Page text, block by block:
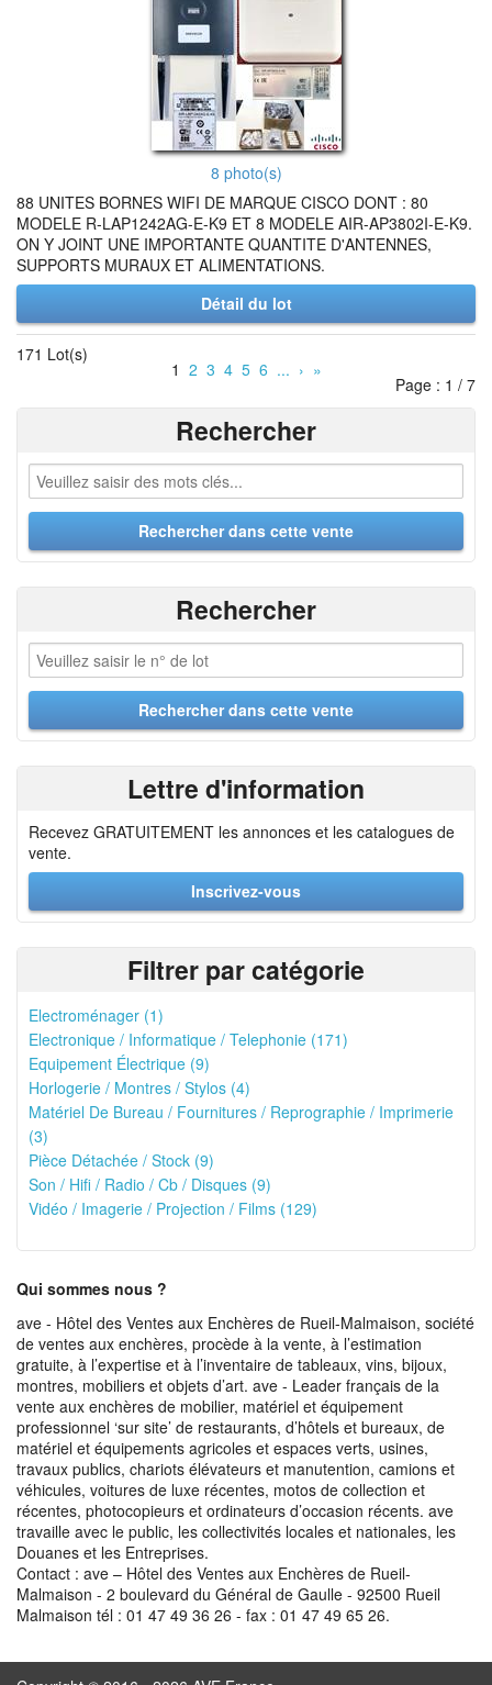
8 photo(s)
88 UNITES BORNES WIFI DE MARQUE CISCO DONT : 80
MODELE R-LAP1242AG-E-K9 ET 8 MODELE AIR-AP3802I-E-K9.
ON Y JOINT UNE IMPORTANTE QUANTITE D'ANTENNES,
SUPPORTS MURAUX ET ALIMENTATIONS.
Détail du lot
171 Lot(s)
1 2 3 4 5 6 ... › »
Page : 1 / 7
Rechercher
Rechercher
Lettre d'information
Recevez GRATUITEMENT les annonces et les catalogues de
vente.
Inscrivez-vous
Filtrer par catégorie
Electroménager (1)
Electronique / Informatique / Telephonie (171)
Equipement Électrique (9)
Horlogerie / Montres / Stylos (4)
Matériel De Bureau / Fournitures / Reprographie / Imprimerie
(3)
Pièce Détachée / Stock (9)
Son / Hifi / Radio / Cb / Disques (9)
Vidéo / Imagerie / Projection / Films (129)
Qui sommes nous ?
ave - Hôtel des Ventes aux Enchères de Rueil-Malmaison, société
de ventes aux enchères, procède à la vente, à l’estimation
gratuite, à l’expertise et à l’inventaire de tableaux, vins, bijoux,
montres, mobiliers et objets d’art. ave - Leader français de la
vente aux enchères de mobilier, matériel et équipement
professionnel ‘sur site’ de restaurants, d’hôtels et bureaux, de
matériel et équipements agricoles et espaces verts, usines,
travaux publics, chariots élévateurs et manutention, camions et
véhicules, voitures de luxe récentes, motos de collection et
récentes, photocopieurs et ordinateurs d’occasion récents. ave
travaille avec le public, les collectivités locales et nationales, les
Douanes et les Entreprises.
Contact : ave – Hôtel des Ventes aux Enchères de Rueil-
Malmaison - 2 boulevard du Général de Gaulle - 92500 Rueil
Malmaison tél : 01 47 49 36 26 - fax : 01 47 49 65 26.